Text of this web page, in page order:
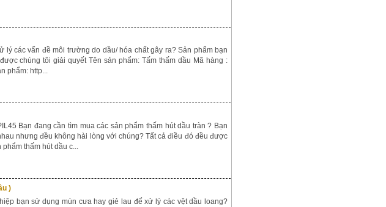
các vấn đề môi trường do dầu/ hóa chất gây ra? Sản phẩm bạn
chúng tôi giải quyết Tên sản phẩm: Tấm thấm dầu Mã hàng :
phẩm: http...
Bạn đang cần tìm mua các sản phẩm thấm hút dầu tràn ? Bạn
nhưng đều không hài lòng với chúng? Tất cả điều đó đều được
thấm hút dầu c...
)
bạn sử dụng mùn cưa hay giẻ lau để xử lý các vệt dầu loang?